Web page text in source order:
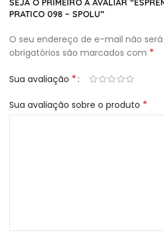
SEJA O PRIMEIRO A AVALIAR
PRATICO 098 – SPOLU”
O seu endereço de e-mail não
obrigatórios são marcados com *
Sua avaliação *
Sua avaliação sobre o produto *